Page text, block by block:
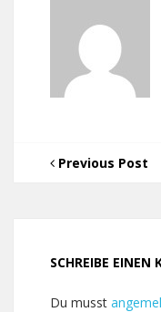
Previous Post
SCHREIBE EINEN
Du musst